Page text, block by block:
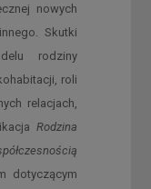
nowych
Skutki
rodziny
roli
relacjach,
Rodzina
dotyczącym